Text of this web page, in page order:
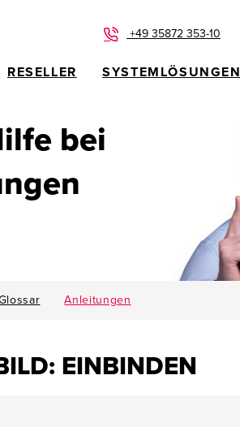
+49 35872 353-10
RESELLER SYSTEMLÖSUNGEN
bei
Anleitungen
EINBINDEN